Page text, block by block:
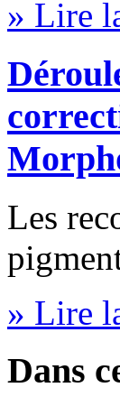
» Lire
Les
» Lire
Dans